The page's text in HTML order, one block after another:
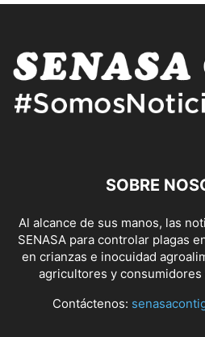
SOBRE
Al alcance de sus manos, las
SENASA para controlar plagas
en crianzas e inocuidad
agricultores y
Contáctenos: